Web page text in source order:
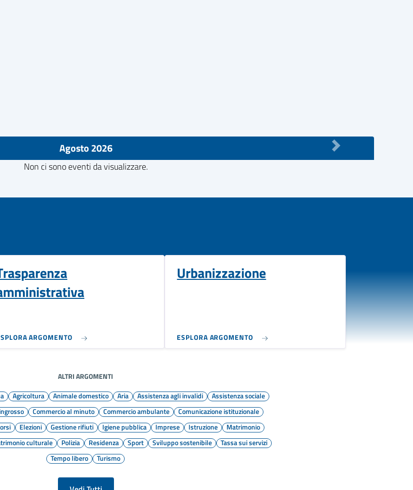
Agosto 2026
Non ci sono eventi da visualizzare.
ARGOMENTO
Urbanizzazione
ESPLORA ARGOMENTO
ALTRI ARGOMENTI
Agricoltura Animale domestico Aria Assistenza agli invalidi
Assistenza sociale
Commercio al minuto Commercio ambulante
Comunicazione istituzionale
Elezioni Gestione rifiuti Igiene pubblica Imprese Istruzione
Matrimonio
culturale Polizia Residenza Sport Sviluppo sostenibile
Tassa sui servizi
Tempo libero
Turismo